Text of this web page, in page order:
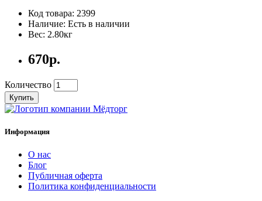
Код товара: 2399
Наличие: Есть в наличии
Вес: 2.80кг
670р.
Количество
Купить
Информация
О нас
Блог
Публичная оферта
Политика конфиденциальности